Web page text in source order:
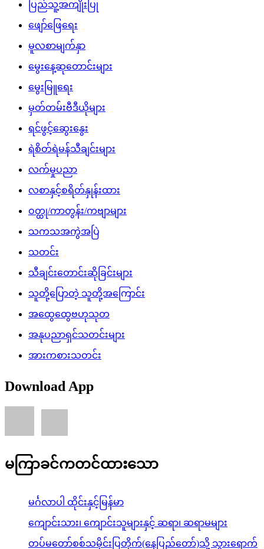
ပြည်သူ့အကျိုးပြု
ဖျော်ဖြေရေး
မူလစာမျက်နှာ
မွေးနေ့ဆုတောင်းများ
မွေးမြူရေး
မှတ်တမ်းဗီဒီယိုများ
ရင်ဖွင့်ဆွေးနွေး
ရဲစိတ်ရဲမန်သီချင်းများ
လက်မှုပညာ
လစာနှင့်စရိတ်နှုန်းထား
ဝတ္ထု/ကာတွန်း/ကဗျာများ
သကသအကွဲအပြဲ
သတင်း
သီချင်းတောင်းဆိုခြင်းများ
သူတို့ပြောတဲ့ သူတို့အကြောင်း
အထွေထွေဗဟုသုတ
အနုပညာရှင်သတင်းများ
အားကစားသတင်း
Download App
မကြာခင်ကတင်ထားသော
မင်္ဂလာပါ ထိုင်းနှင့်မြန်မာ
ကျောင်းသား၊ ကျောင်းသူများနှင့် ဆရာ၊ ဆရာမများ
တပ်မတော်စစ်သမိုင်းပြတိုက်(နေပြည်တော်)သို့ သွားရောက်